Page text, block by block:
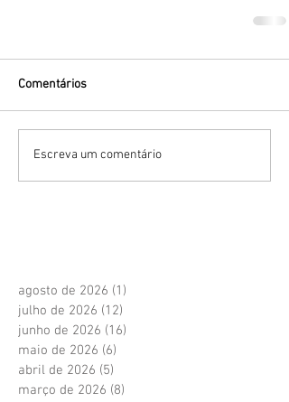
Comentários
Escreva um comentário
agosto de 2026 (1)
julho de 2026 (12)
junho de 2026 (16)
maio de 2026 (6)
abril de 2026 (5)
março de 2026 (8)